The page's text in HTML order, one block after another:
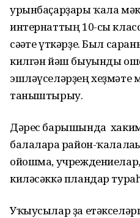
урынбаҫарҙары ҡала
интернаттың 10-сы
сәғәте үткәрҙе. Был
килгән йәш быуынды
эшләүселәрҙең хеҙмәте
таныштырыу.
Дәрес барышында
балаларға район-
ойошма, учреждениелар,
киләсәккә пландар
Уҡыусылар ҙа